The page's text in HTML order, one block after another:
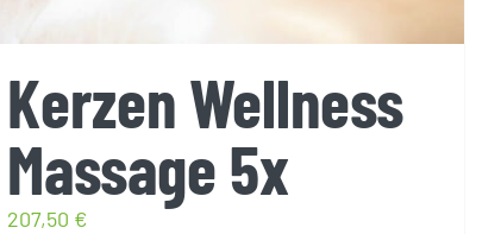
Kerzen Wellness
Massage 5x
207,50 €